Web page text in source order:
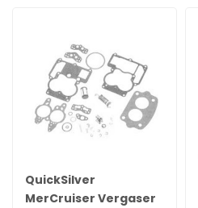
QuickSilver
MerCruiser Vergaser